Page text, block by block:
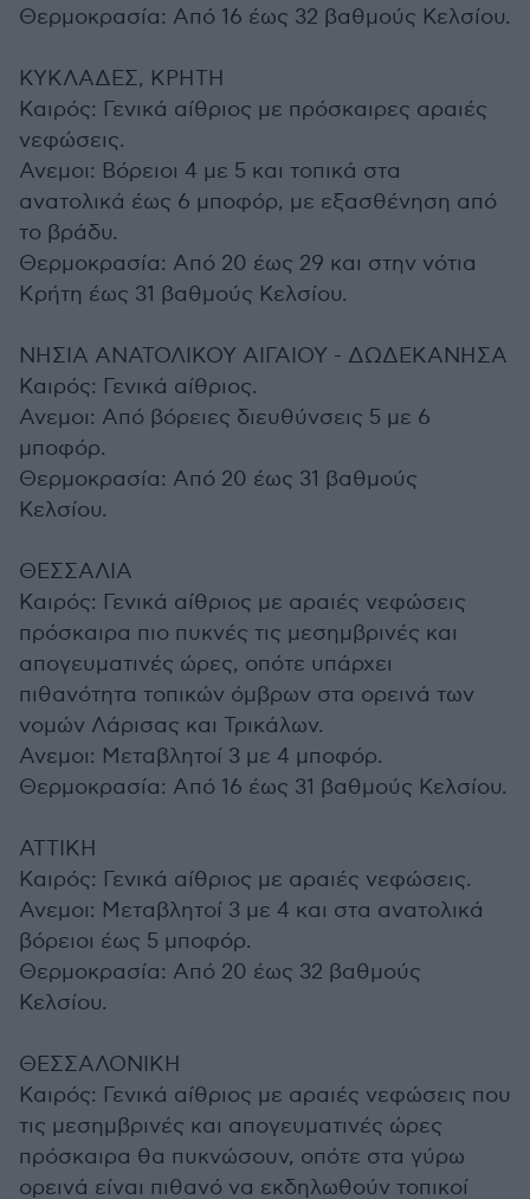
Θερμοκρασία: Από 16 έως 32 βαθμούς Κελσίου.
ΚΥΚΛΑΔΕΣ, ΚΡΗΤΗ
Καιρός: Γενικά αίθριος με πρόσκαιρες αραιές
νεφώσεις.
Ανεμοι: Βόρειοι 4 με 5 και τοπικά στα
ανατολικά έως 6 μποφόρ, με εξασθένηση από
το βράδυ.
Θερμοκρασία: Από 20 έως 29 και στην νότια
Κρήτη έως 31 βαθμούς Κελσίου.
ΝΗΣΙΑ ΑΝΑΤΟΛΙΚΟΥ ΑΙΓΑΙΟΥ - ΔΩΔΕΚΑΝΗΣΑ
Καιρός: Γενικά αίθριος.
Ανεμοι: Από βόρειες διευθύνσεις 5 με 6
μποφόρ.
Θερμοκρασία: Από 20 έως 31 βαθμούς
Κελσίου.
ΘΕΣΣΑΛΙΑ
Καιρός: Γενικά αίθριος με αραιές νεφώσεις
πρόσκαιρα πιο πυκνές τις μεσημβρινές και
απογευματινές ώρες, οπότε υπάρχει
πιθανότητα τοπικών όμβρων στα ορεινά των
νομών Λάρισας και Τρικάλων.
Ανεμοι: Μεταβλητοί 3 με 4 μποφόρ.
Θερμοκρασία: Από 16 έως 31 βαθμούς Κελσίου.
ΑΤΤΙΚΗ
Καιρός: Γενικά αίθριος με αραιές νεφώσεις.
Ανεμοι: Μεταβλητοί 3 με 4 και στα ανατολικά
βόρειοι έως 5 μποφόρ.
Θερμοκρασία: Από 20 έως 32 βαθμούς
Κελσίου.
ΘΕΣΣΑΛΟΝΙΚΗ
Καιρός: Γενικά αίθριος με αραιές νεφώσεις που
τις μεσημβρινές και απογευματινές ώρες
πρόσκαιρα θα πυκνώσουν, οπότε στα γύρω
ορεινά είναι πιθανό να εκδηλωθούν τοπικοί